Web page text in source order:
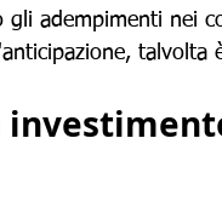
adempimenti nei
talvolta